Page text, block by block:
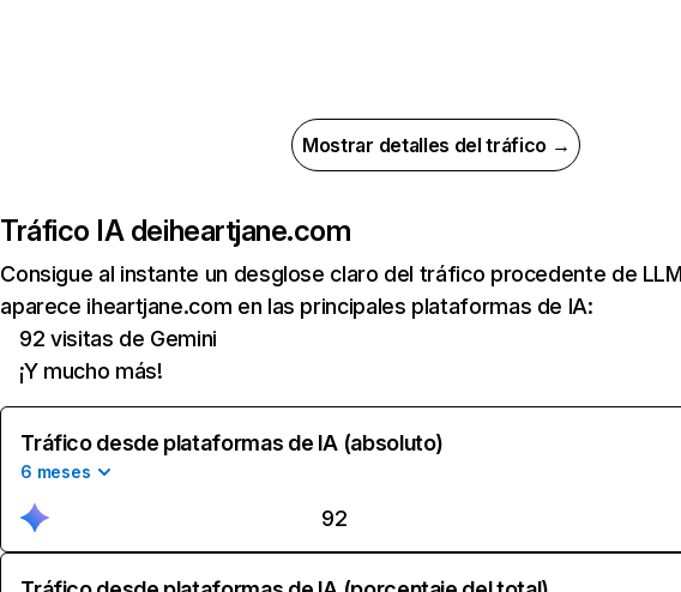
Mostrar detalles del tráfico →
Tráfico IA deiheartjane.com
Consigue al instante un desglose claro del tráfico procedente de
aparece iheartjane.com en las principales plataformas de IA:
92 visitas de Gemini
¡Y mucho más!
Tráfico desde plataformas de IA (absoluto)
6 meses
92